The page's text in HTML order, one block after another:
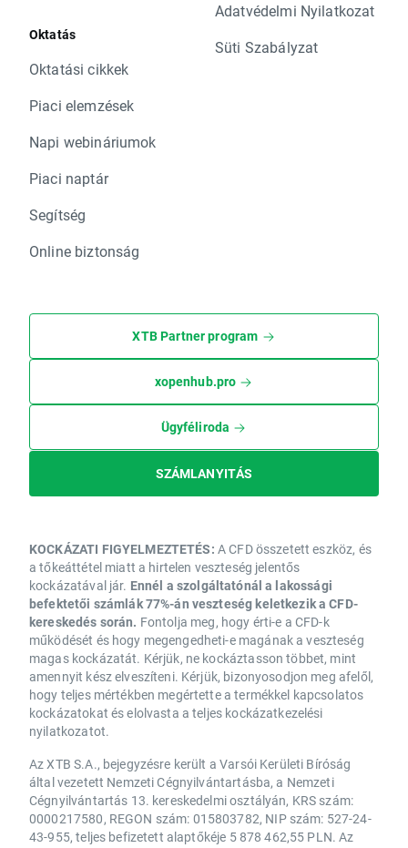
Oktatás
Oktatási cikkek
Piaci elemzések
Napi webináriumok
Piaci naptár
Segítség
Online biztonság
Adatvédelmi Nyilatkozat
Süti Szabályzat
XTB Partner program
xopenhub.pro
Ügyféliroda
SZÁMLANYITÁS
KOCKÁZATI FIGYELMEZTETÉS: A CFD összetett eszköz, és
a tőkeáttétel miatt a hirtelen veszteség jelentős
kockázatával jár. Ennél a szolgáltatónál a lakossági
befektetői számlák 77%-án veszteség keletkezik a CFD-
kereskedés során. Fontolja meg, hogy érti-e a CFD-k
működését és hogy megengedheti-e magának a veszteség
magas kockázatát. Kérjük, ne kockáztasson többet, mint
amennyit kész elveszíteni. Kérjük, bizonyosodjon meg afelől,
hogy teljes mértékben megértette a termékkel kapcsolatos
kockázatokat és elolvasta a teljes kockázatkezelési
nyilatkozatot.
Az XTB S.A., bejegyzésre került a Varsói Kerületi Bíróság
által vezetett Nemzeti Cégnyilvántartásba, a Nemzeti
Cégnyilvántartás 13. kereskedelmi osztályán, KRS szám:
0000217580, REGON szám: 015803782, NIP szám: 527-24-
43-955, teljes befizetett alaptőkéje 5 878 462,55 PLN. Az